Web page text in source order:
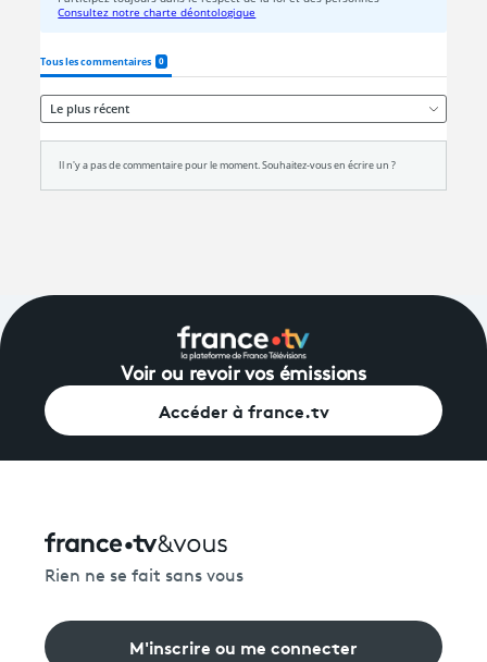
Voir ou revoir vos émissions
Accéder à france.tv
Rien ne se fait sans vous
M'inscrire ou me connecter